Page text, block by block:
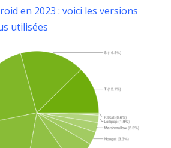
en 2023 : voici les versions
utilisées